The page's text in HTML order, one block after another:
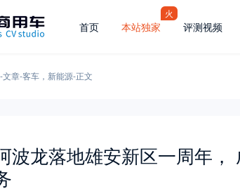
首页 本站独家
火
评测视频
-文章-客车 ， 新能源-正文
波龙落地雄安新区一周年，